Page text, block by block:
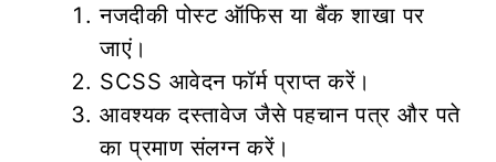
नजदीकी पोस्ट ऑफिस या बैंक शाखा पर
जाएं।
SCSS आवेदन फॉर्म प्राप्त करें।
आवश्यक दस्तावेज जैसे पहचान पत्र और पते
का प्रमाण संलग्न करें।